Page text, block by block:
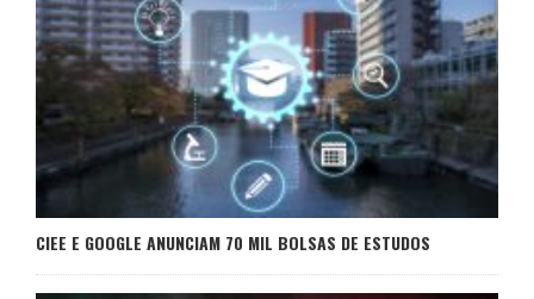
CIEE E GOOGLE ANUNCIAM 70 MIL BOLSAS DE ESTUDOS